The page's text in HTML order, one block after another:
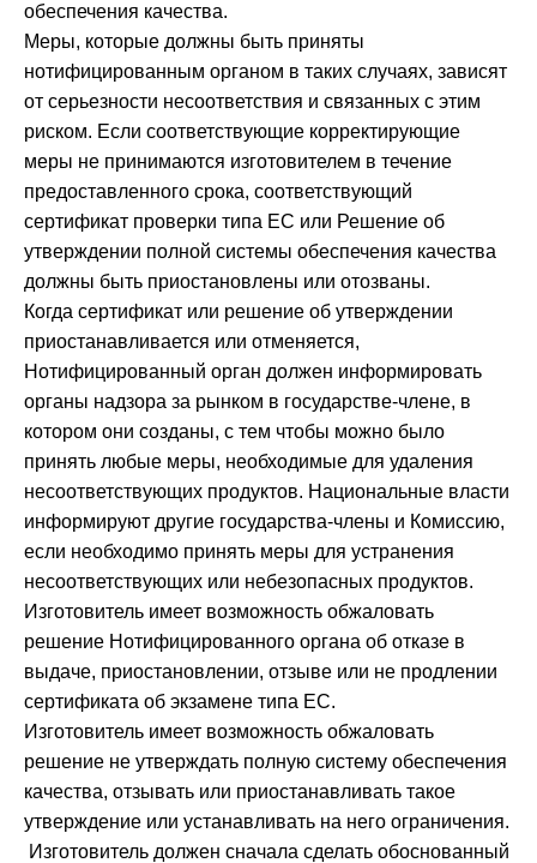
обеспечения качества.
Меры, которые должны быть приняты
нотифицированным органом в таких случаях, зависят
от серьезности несоответствия и связанных с этим
риском. Если соответствующие корректирующие
меры не принимаются изготовителем в течение
предоставленного срока, соответствующий
сертификат проверки типа ЕС или Решение об
утверждении полной системы обеспечения качества
должны быть приостановлены или отозваны.
Когда сертификат или решение об утверждении
приостанавливается или отменяется,
Нотифицированный орган должен информировать
органы надзора за рынком в государстве-члене, в
котором они созданы, с тем чтобы можно было
принять любые меры, необходимые для удаления
несоответствующих продуктов. Национальные власти
информируют другие государства-члены и Комиссию,
если необходимо принять меры для устранения
несоответствующих или небезопасных продуктов.
Изготовитель имеет возможность обжаловать
решение Нотифицированного органа об отказе в
выдаче, приостановлении, отзыве или не продлении
сертификата об экзамене типа ЕС.
Изготовитель имеет возможность обжаловать
решение не утверждать полную систему обеспечения
качества, отзывать или приостанавливать такое
утверждение или устанавливать на него ограничения.
Изготовитель должен сначала сделать обоснованный